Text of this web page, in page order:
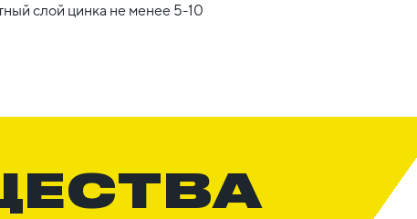
слой цинка не менее 5-10